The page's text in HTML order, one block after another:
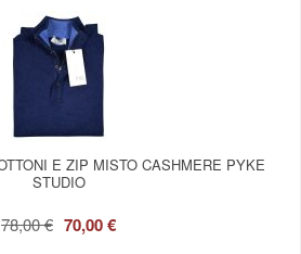
E ZIP MISTO CASHMERE PYKE
STUDIO
78,00 € 70,00 €